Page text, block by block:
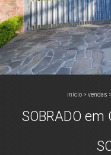
início > vendas >
SOBRADO em